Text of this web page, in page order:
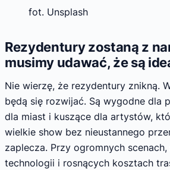
fot. Unsplash
Rezydentury zostaną z
musimy udawać, że są
Nie wierzę, że rezydentury znikną.
będą się rozwijać. Są wygodne dla
dla miast i kuszące dla artystów,
wielkie show bez nieustannego
zaplecza. Przy ogromnych
technologii i rosnących kosztach